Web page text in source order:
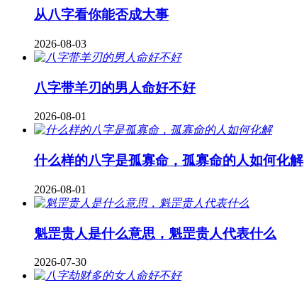
从八字看你能否成大事
2026-08-03
八字带羊刃的男人命好不好
2026-08-01
什么样的八字是孤寡命，孤寡命的人如何化解
2026-08-01
魁罡贵人是什么意思，魁罡贵人代表什么
2026-07-30